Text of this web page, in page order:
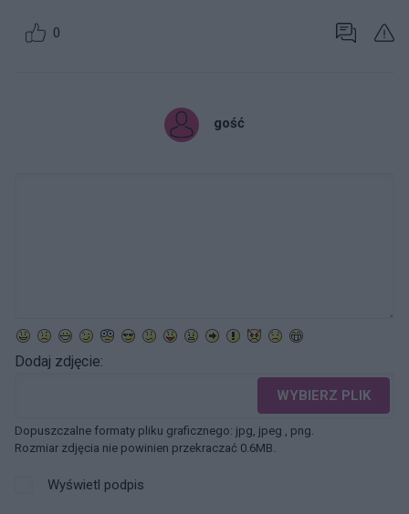
0
gość
Dodaj zdjęcie:
WYBIERZ PLIK
Dopuszczalne formaty pliku graficznego: jpg, jpeg , png.
Rozmiar zdjęcia nie powinien przekraczać 0.6MB.
Wyświetl podpis